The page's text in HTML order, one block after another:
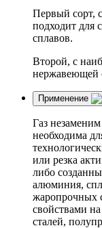
Первый сорт,
подходит для
сплавов.
Второй, с
нержавеющей
Применение
Газ
необходима
или резка
либо
алюминия,
жаропрочных
свойствами
сталей,